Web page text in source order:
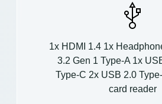
1x HDMI 1.4 1x
3.2 Gen 1 Type-A 1x
Type-C 2x USB 2.0
card reader